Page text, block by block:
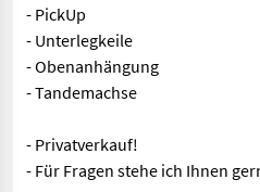
- PickUp
- Unterlegkeile
- Obenanhängung
- Tandemachse
- Privatverkauf!
- Für Fragen stehe ich Ihnen